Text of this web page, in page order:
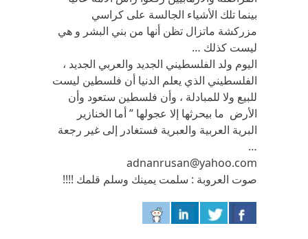
بينما تلك الأشياء الجالسة على كراسي
مزركشة ماتزال تظن أنها من بني البشر و هي
ليست كذلك …
اليوم ولد الفلسطيني الجديد والعربي الجديد ،
الفلسطيني الذي يعلم الدنيا أن فلسطين ليست
للبيع ولا للمبادلة ، وأن فلسطين ستعود وأن
الأرض ما بيحرثها إلا عجولها ” أما الخنازير
البرية العربية والعبرية فستغادر إلى غير رجعة
…
adnanrusan@yahoo.com
صوت العروبة : سلمت يمينك وسلم قلمك !!!!